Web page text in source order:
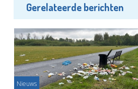
Gerelateerde berichten
Nieuws